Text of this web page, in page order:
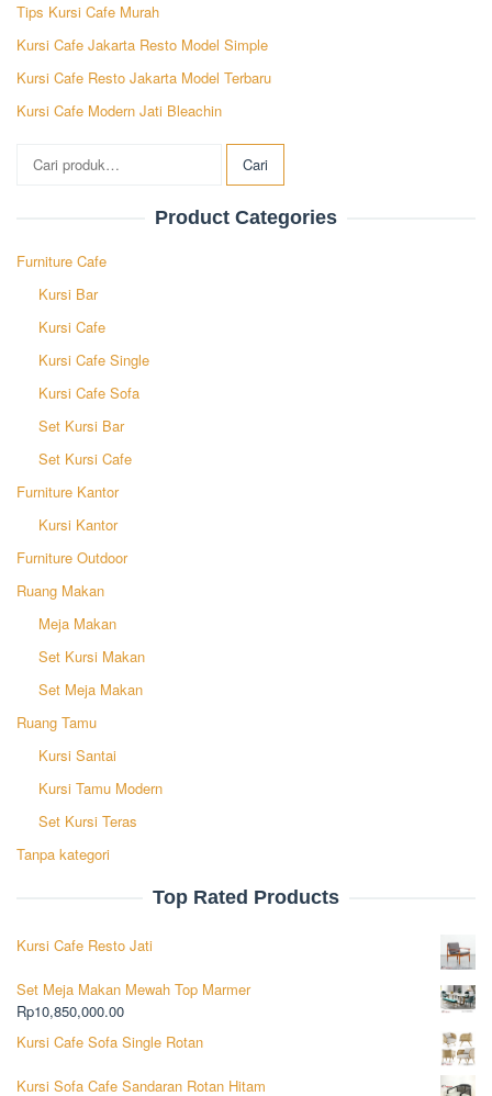
Tips Kursi Cafe Murah
Kursi Cafe Jakarta Resto Model Simple
Kursi Cafe Resto Jakarta Model Terbaru
Kursi Cafe Modern Jati Bleachin
untuk:
Cari
Product Categories
Furniture Cafe
Kursi Bar
Kursi Cafe
Kursi Cafe Single
Kursi Cafe Sofa
Set Kursi Bar
Set Kursi Cafe
Furniture Kantor
Kursi Kantor
Furniture Outdoor
Ruang Makan
Meja Makan
Set Kursi Makan
Set Meja Makan
Ruang Tamu
Kursi Santai
Kursi Tamu Modern
Set Kursi Teras
Tanpa kategori
Top Rated Products
Kursi Cafe Resto Jati
Set Meja Makan Mewah Top Marmer
Rp10,850,000.00
Kursi Cafe Sofa Single Rotan
Kursi Sofa Cafe Sandaran Rotan Hitam